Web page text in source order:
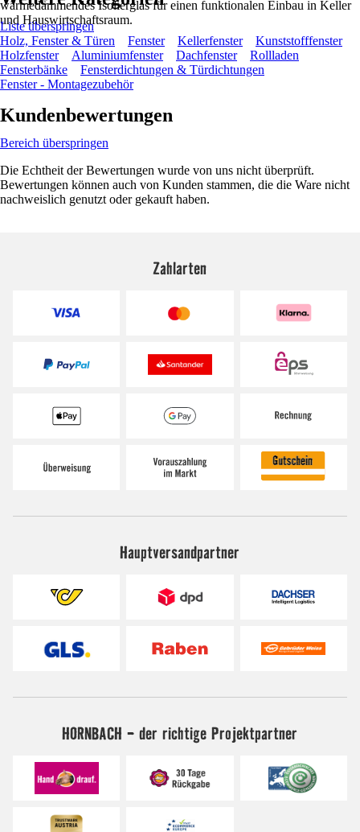
wärmedämmendes Isolierglas für einen funktionalen Einbau in Keller
und Hauswirtschaftsraum.
Liste überspringen
Holz, Fenster & Türen
Fenster Kellerfenster
Kunststofffenster
Holzfenster
Aluminiumfenster Dachfenster
Rollladen
Fensterbänke
Fensterdichtungen & Türdichtungen
Fenster - Montagezubehör
Kundenbewertungen
Bereich überspringen
Die Echtheit der Bewertungen wurde von uns nicht überprüft.
Bewertungen können auch von Kunden stammen, die die Ware nicht
nachweislich genutzt oder gekauft haben.
Zahlarten
Hauptversandpartner
HORNBACH - der richtige Projektpartner